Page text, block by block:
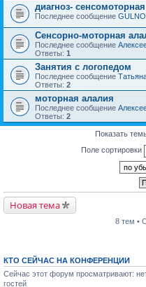
диагноз-
Последнее сообщение
Сенсорно-моторная
Последнее сообщение
Ответы: 1
Занятия с логопедом
Последнее сообщение
Ответы: 2
моторная алалия
Последнее сообщение
Ответы: 2
Показать
Поле сортировки
Новая тема
8 тем •
КТО СЕЙЧАС НА КОНФЕРЕНЦИИ
Сейчас этот форум просматривают:
гостей